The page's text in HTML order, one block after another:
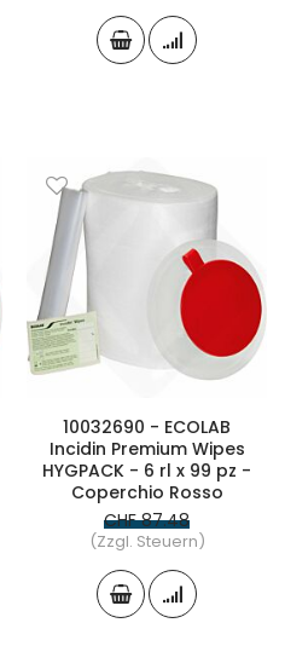
10032690 - ECOLAB
Incidin Premium Wipes
HYGPACK - 6 rl x 99 pz -
Coperchio Rosso
CHF 87.48
(Zzgl. Steuern)